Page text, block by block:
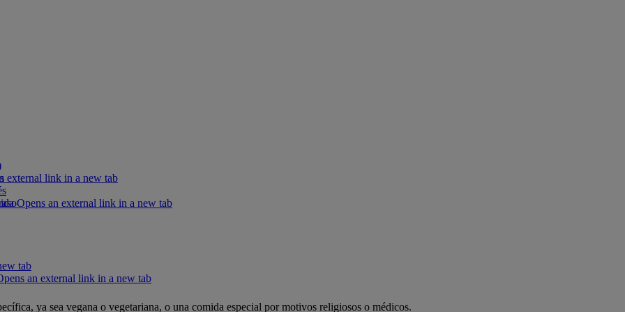
Opens an external link in a new tab
external link in a new tab
tab
an external link in a new tab
ya sea vegana o vegetariana, o una comida especial por motivos religiosos o médicos.